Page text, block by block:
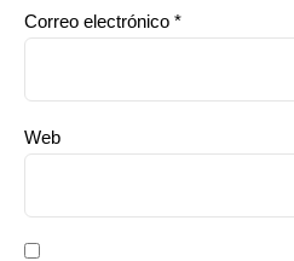
Correo electrónico *
Web